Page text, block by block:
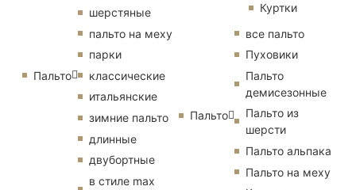
Пальто
шерстяные
пальто на меху
парки
классические
итальянские
зимние пальто
длинные
двубортные
в стиле max
Куртки
Пальто
все пальто
Пуховики
Пальто
демисезонные
Пальто из
шерсти
Пальто альпака
Пальто на меху